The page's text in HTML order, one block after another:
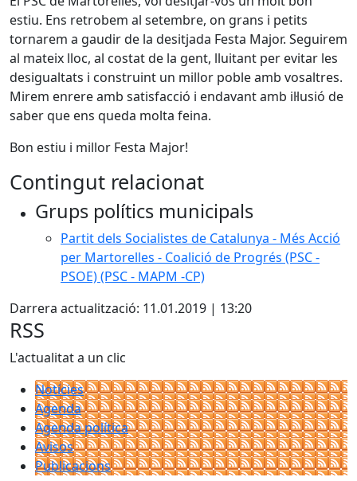
estiu. Ens retrobem al setembre, on grans i petits
tornarem a gaudir de la desitjada Festa Major. Seguirem
al mateix lloc, al costat de la gent, lluitant per evitar les
desigualtats i construint un millor poble amb vosaltres.
Mirem enrere amb satisfacció i endavant amb il·lusió de
saber que ens queda molta feina.
Bon estiu i millor Festa Major!
Contingut relacionat
Grups polítics municipals
Partit dels Socialistes de Catalunya - Més Acció
per Martorelles - Coalició de Progrés (PSC -
PSOE) (PSC - MAPM -CP)
Darrera actualització: 11.01.2019 | 13:20
RSS
L'actualitat a un clic
Notícies
Agenda
Agenda política
Avisos
Publicacions